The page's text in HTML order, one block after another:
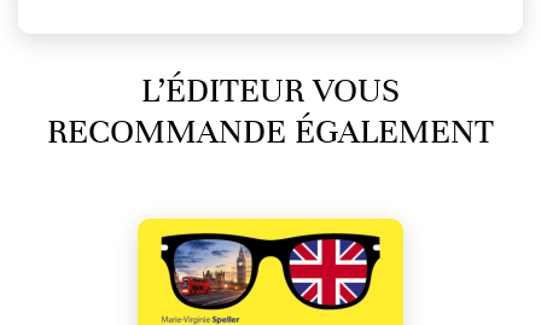
L’ÉDITEUR VOUS
RECOMMANDE ÉGALEMENT